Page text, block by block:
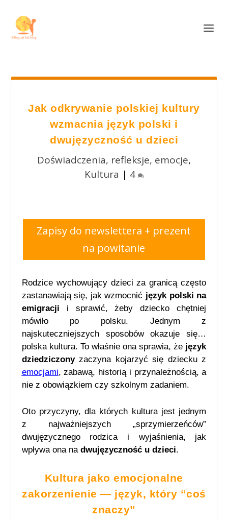
Jak odkrywanie polskiej kultury
wzmacnia język polski i
dwujęzyczność u dzieci
Doświadczenia, refleksje, emocje,
Kultura | 4
Zapisy do newslettera + prezent
na powitanie
Rodzice wychowujący dzieci za granicą często
zastanawiają się, jak wzmocnić język polski na
emigracji i sprawić, żeby dziecko chętniej
mówiło po polsku. Jednym z
najskuteczniejszych sposobów okazuje się…
polska kultura. To właśnie ona sprawia, że język
dziedziczonyzaczyna kojarzyć się dziecku z
emocjami, zabawą, historią i przynależnością, a
nie z obowiązkiem czy szkolnym zadaniem.
Oto przyczyny, dla których kultura jest jednym
z najważniejszych „sprzymierzeńców”
dwujęzycznego rodzica i wyjaśnienia, jak
wpływa ona na dwujęzyczność u dzieci.
Kultura jako emocjonalne
zakorzenienie — język, który “coś
znaczy”